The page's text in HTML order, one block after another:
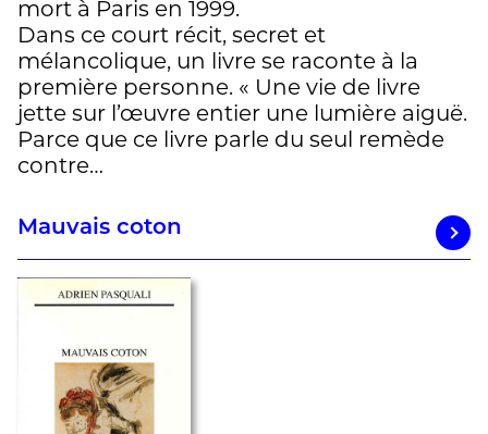
mort à Paris en 1999.
Dans ce court récit, secret et
mélancolique, un livre se raconte à la
première personne. « Une vie de livre
jette sur l’œuvre entier une lumière aiguë.
Parce que ce livre parle du seul remède
contre…
Mauvais coton